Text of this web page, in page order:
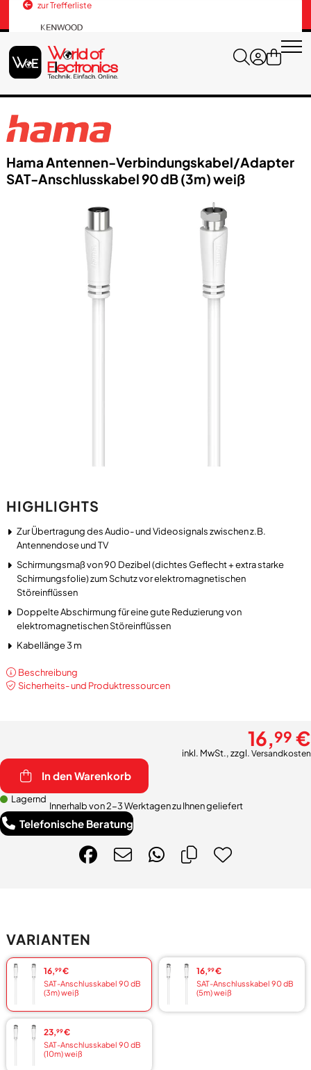
Versandkosten
zur Trefferliste
Hama Antennen-Verbindungskabel/​Adapter
SAT-Anschlusskabel 90 dB (3m) weiß
HIGHLIGHTS
Zur Übertragung des Audio- und Videosignals zwischen z.B.
Antennendose und TV
Schirmungsmaß von 90 Dezibel (dichtes Geflecht + extra starke
Schirmungsfolie) zum Schutz vor elektromagnetischen
Störeinflüssen
Doppelte Abschirmung für eine gute Reduzierung von
elektromagnetischen Störeinflüssen
Kabellänge 3 m
Beschreibung
Sicherheits- und Produktressourcen
16,99 €
inkl. MwSt., zzgl. Versandkosten
In den Warenkorb
Lagernd
Innerhalb von 2-3 Werktagen zu Ihnen geliefert
Telefonische Beratung
VARIANTEN
16,99€
SAT-Anschlusskabel 90 dB
(3m) weiß
16,99€
SAT-Anschlusskabel 90 dB
(5m) weiß
23,99€
SAT-Anschlusskabel 90 dB
(10m) weiß